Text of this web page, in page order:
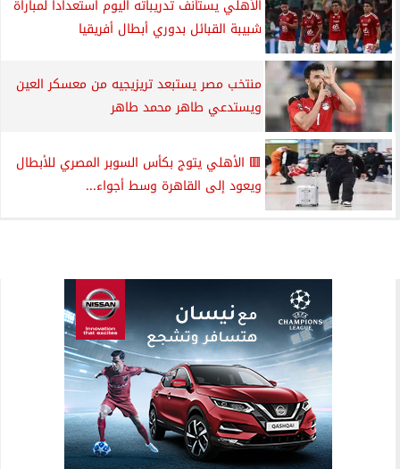
الأهلي يستأنف تدريباته اليوم استعدادا لمباراة
شبيبة القبائل بدوري أبطال أفريقيا
منتخب مصر يستبعد تريزيجيه من معسكر العين
ويستدعي طاهر محمد طاهر
🟥 الأهلي يتوج بكأس السوبر المصري للأبطال
ويعود إلى القاهرة وسط أجواء...